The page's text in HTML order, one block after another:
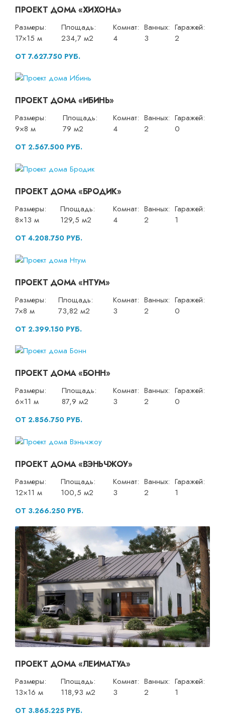
ПРОЕКТ ДОМА «ХИХОНА»
Размеры:
17×15 м
Площадь:
234,7 м2
Комнат:
4
Ванных:
3
Гаражей:
2
ОТ 7.627.750 РУБ.
ПРОЕКТ ДОМА «ИБИНЬ»
Размеры:
9×8 м
Площадь:
79 м2
Комнат:
4
Ванных:
2
Гаражей:
0
ОТ 2.567.500 РУБ.
ПРОЕКТ ДОМА «БРОДИК»
Размеры:
8×13 м
Площадь:
129,5 м2
Комнат:
4
Ванных:
2
Гаражей:
1
ОТ 4.208.750 РУБ.
ПРОЕКТ ДОМА «НТУМ»
Размеры:
7×8 м
Площадь:
73,82 м2
Комнат:
3
Ванных:
2
Гаражей:
0
ОТ 2.399.150 РУБ.
ПРОЕКТ ДОМА «БОНН»
Размеры:
6×11 м
Площадь:
87,9 м2
Комнат:
3
Ванных:
2
Гаражей:
0
ОТ 2.856.750 РУБ.
ПРОЕКТ ДОМА «ВЭНЬЧЖОУ»
Размеры:
12×11 м
Площадь:
100,5 м2
Комнат:
3
Ванных:
2
Гаражей:
1
ОТ 3.266.250 РУБ.
ПРОЕКТ ДОМА «ЛЕИМАТУА»
Размеры:
13×16 м
Площадь:
118,93 м2
Комнат:
3
Ванных:
2
Гаражей:
1
ОТ 3.865.225 РУБ.